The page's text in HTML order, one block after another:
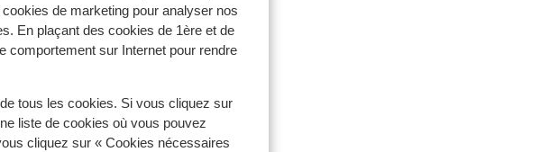
de marketing pour analyser nos
En plaçant des cookies de 1ère et de
comportement sur Internet pour rendre
tous les cookies. Si vous cliquez sur
liste de cookies où vous pouvez
cliquez sur « Cookies nécessaires
500 mètres
ski environ 500 mètres
de ski environ 250